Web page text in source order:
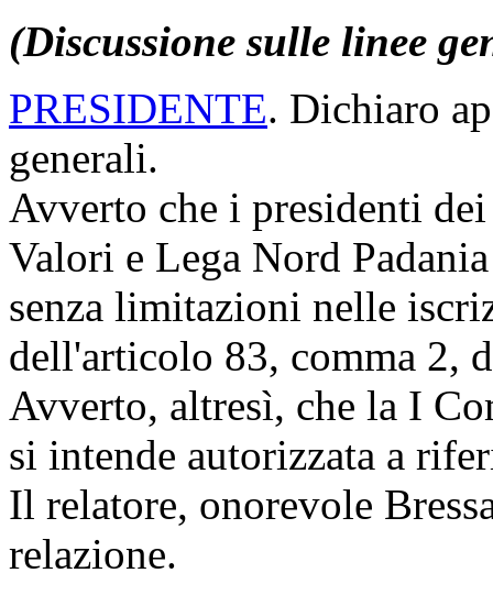
(Discussione sulle linee
PRESIDENTE. Dichiaro
generali.
Avverto che i presidenti
Valori e Lega Nord
senza limitazioni nelle
dell'articolo 83, comma 2,
Avverto, altresì, che la I
si intende autorizzata a
Il relatore, onorevole
relazione.